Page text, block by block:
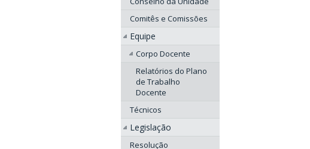
Comitês e Comissões
Equipe
Corpo Docente
Relatórios do Plano
de Trabalho
Docente
Técnicos
Legislação
Resolução